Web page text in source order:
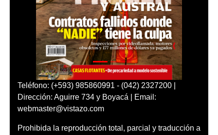
Teléfono: (+593) 985860991 - (042) 2327200 |
Dirección: Aguirre 734 y Boyacá | Email:
webmaster@vistazo.com
Prohibida la reproducción total, parcial y traducción a